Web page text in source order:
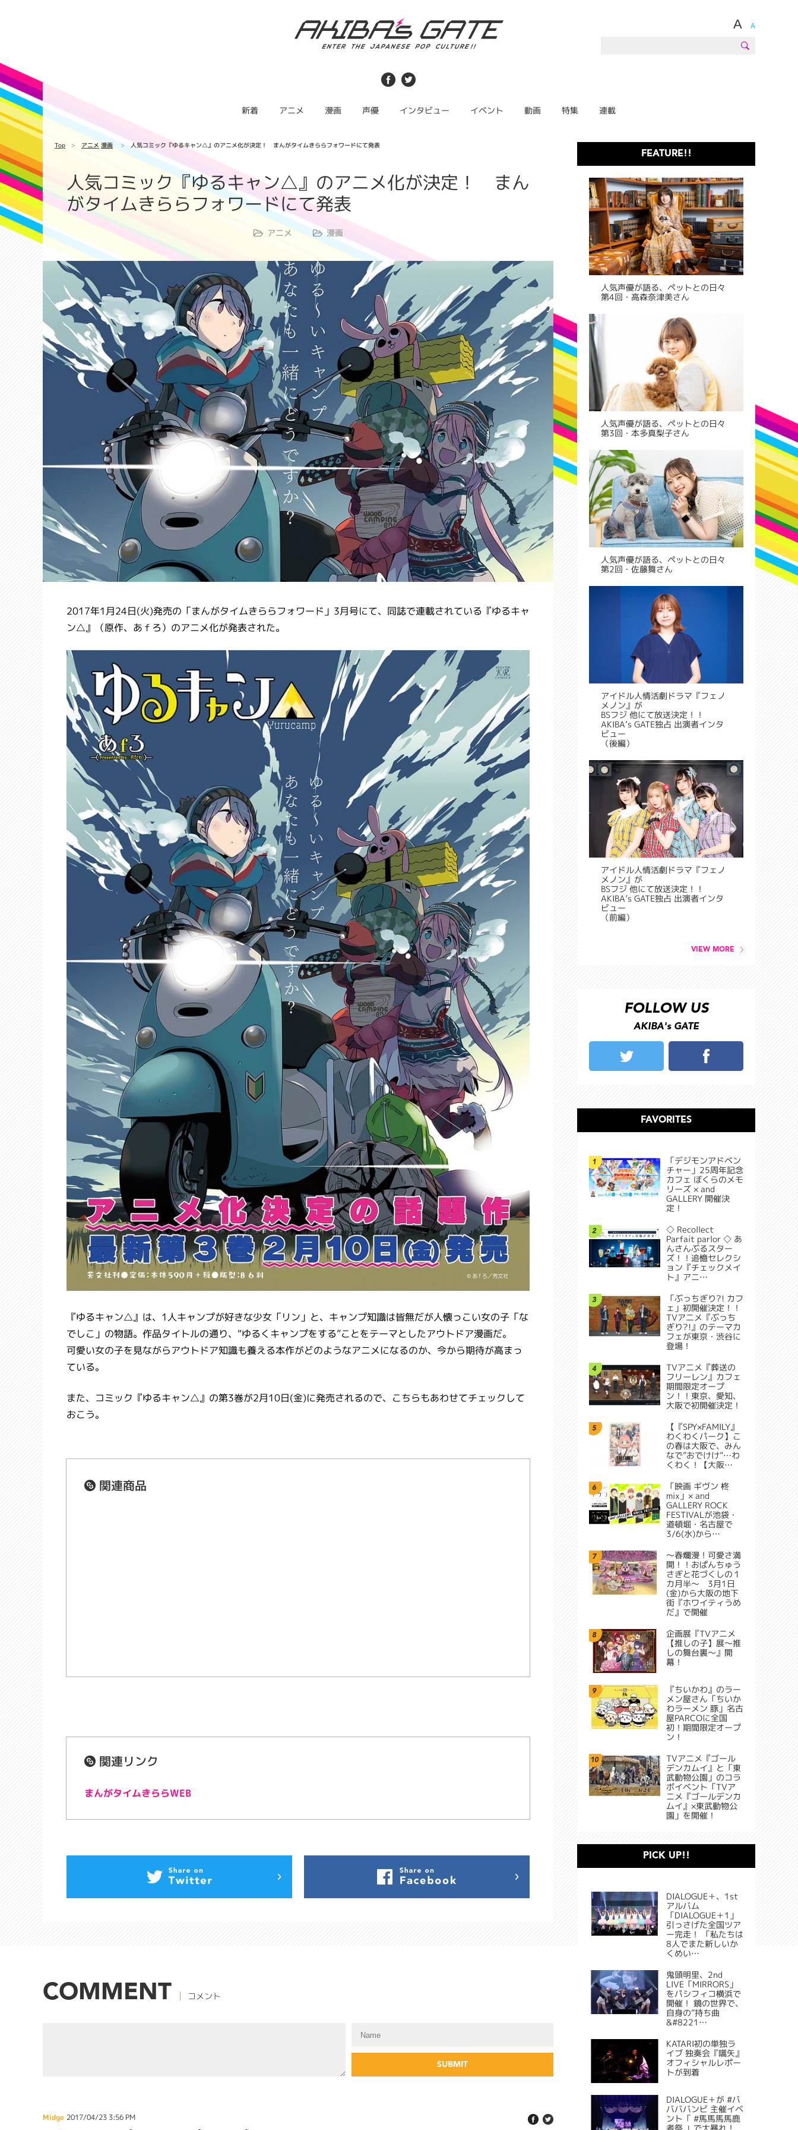
A A
新着 アニメ 漫画 声優 インタビュー イベント 動画 特集 連載
FEATURE!!
人気声優が語る、ペットとの日々
第4回・高森奈津美さん
人気声優が語る、ペットとの日々
第3回・本多真梨子さん
人気声優が語る、ペットとの日々
第2回・佐藤舞さん
アイドル人情活劇ドラマ『フェノ
メノン』が
BSフジ 他にて放送決定！！
AKIBA’s GATE独占 出演者インタ
ビュー
（後編）
アイドル人情活劇ドラマ『フェノ
メノン』が
BSフジ 他にて放送決定！！
AKIBA’s GATE独占 出演者インタ
ビュー
（前編）
VIEW MORE
FOLLOW US
AKIBA's GATE
FAVORITES
1
「デジモンアドベン
チャー」25周年記念
カフェ ぼくらのメモ
リーズ × and
GALLERY 開催決
定！
2
◇ Recollect
Parfait parlor ◇ あ
んさんぶるスター
ズ！！追憶セレクシ
ョン『チェックメイ
ト』アニ…
3
「ぶっちぎり?! カフ
ェ」初開催決定！！
TVアニメ『ぶっち
ぎり?!』のテーマカ
フェが東京・渋谷に
登場！
4
TVアニメ『葬送の
フリーレン』カフェ
期間限定オープ
ン！！東京、愛知、
大阪で初開催決定！
5
【『SPY×FAMILY』
わくわくパーク】こ
の春は大阪で、みん
なで”おでけけ”…わ
くわく！【大阪…
6
「映画 ギヴン 柊
mix」× and
GALLERY ROCK
FESTIVALが池袋・
道頓堀・名古屋で
3/6(水)から…
7
～春爛漫！可愛さ満
開！！おぱんちゅう
さぎと花づくしの１
カ月半～ 3月1日
(金)から大阪の地下
街『ホワイティうめ
だ』で開催
8
企画展『TVアニメ
【推しの子】展～推
しの舞台裏～』開
幕！
9
『ちいかわ』のラー
メン屋さん「ちいか
わラーメン 豚」名古
屋PARCOに全国
初！期間限定オープ
ン！
10
TVアニメ『ゴール
デンカムイ』と「東
武動物公園」のコラ
ボイベント「TVア
ニメ『ゴールデンカ
ムイ』×東武動物公
園」を開催！
PICK UP!!
DIALOGUE＋、1st
アルバム
「DIALOGUE＋1」
引っさげた全国ツア
ー完走！ 「私たちは
8人でまた新しいか
くめい…
鬼頭明里、2nd
LIVE「MIRRORS」
をパシフィコ横浜で
開催！ 鏡の世界で、
自身の”持ち曲
&#8221…
KATARI初の単独ラ
イブ 独奏会『嚆矢』
オフィシャルレポー
トが到着
DIALOGUE＋が #バ
バババンビ 主催イベ
ント「 #馬馬馬馬鹿
Top アニメ 漫画 人気コミック『ゆるキャン△』のアニメ化が決定！ まんがタイムきららフォワードにて発表
人気コミック『ゆるキャン△』のアニメ化が決定！ まん
がタイムきららフォワードにて発表
アニメ 漫画
2017年1月24日(火)発売の「まんがタイムきららフォワード」3月号にて、同誌で連載されている『ゆるキャ
ン△』（原作、あｆろ）のアニメ化が発表された。
『ゆるキャン△』は、1人キャンプが好きな少女「リン」と、キャンプ知識は皆無だが人懐っこい女の子「な
でしこ」の物語。作品タイトルの通り、“ゆるくキャンプをする”ことをテーマとしたアウトドア漫画だ。
可愛い女の子を見ながらアウトドア知識も養える本作がどのようなアニメになるのか、今から期待が高まっ
ている。
また、コミック『ゆるキャン△』の第3巻が2月10日(金)に発売されるので、こちらもあわせてチェックして
おこう。
関連商品
関連リンク
まんがタイムきららWEB
COMMENT コメント
Midge 2017/04/23 3:56 PM